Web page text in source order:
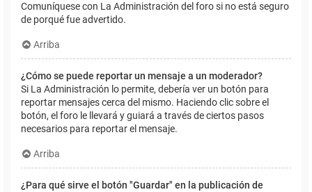
Comuníquese con La Administración del foro si no está seguro
de porqué fue advertido.
Arriba
¿Cómo se puede reportar un mensaje a un moderador?
Si La Administración lo permite, debería ver un botón para
reportar mensajes cerca del mismo. Haciendo clic sobre el
botón, el foro le llevará y guiará a través de ciertos pasos
necesarios para reportar el mensaje.
Arriba
¿Para qué sirve el botón "Guardar" en la publicación de